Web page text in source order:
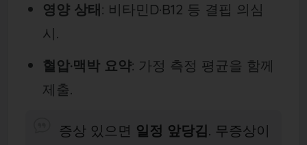
영양 상태: 비타민D·B12 등 결핍 의심
시.
혈압·맥박 요약: 가정 측정 평균을 함께
제출.
증상 있으면 일정 앞당김. 무증상이